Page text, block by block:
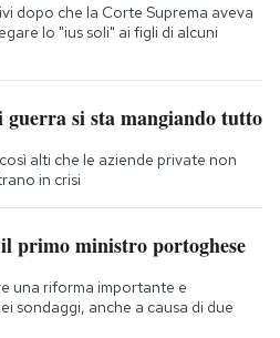
dopo che la Corte Suprema aveva
lo "ius soli" ai figli di alcuni
guerra si sta mangiando tutto
alti che le aziende private non
in crisi
primo ministro portoghese
una riforma importante e
sondaggi, anche a causa di due